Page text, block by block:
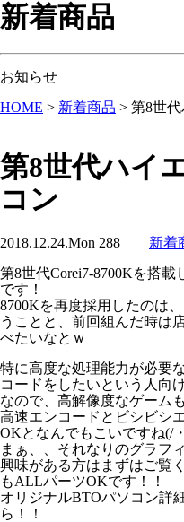
新着商品
お知らせ
HOME > 新着商品 > 第8世
第8世代ハイ
コン
2018.12.24.Mon 288 新着
第8世代Corei7-8700Kを搭
です！
8700Kを再度採用したのは
うことと、前回組んだ時は
べたいなとｗ
特に高度な処理能力が必要
コードをしたいという人向
なので、高解像度なゲーム
高速エンコードとビシビシ
OKとなんでもこいですね(/
まぁ、、それなりのグラフ
興味がある方はまずはご覧
もALLパーツOKです！！
オリジナルBTOパソコン詳
ら！！